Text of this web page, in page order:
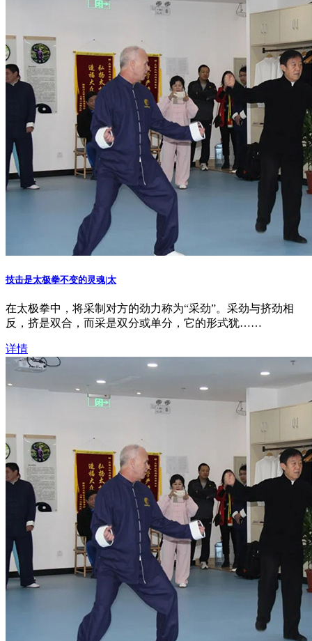
技击是太极拳不变的灵魂|太
在太极拳中，将采制对方的劲力称为“采劲”。采劲与挤劲相
反，挤是双合，而采是双分或单分，它的形式犹……
详情